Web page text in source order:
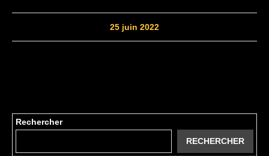
25 juin 2022
Rechercher
RECHERCHER